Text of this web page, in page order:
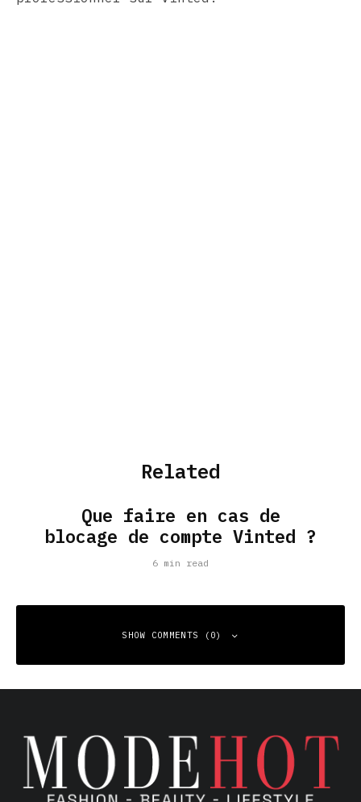
Related
Que faire en cas de
blocage de compte Vinted ?
6 min read
SHOW COMMENTS (0)
Your email address will not be published.
Required fields
are marked*